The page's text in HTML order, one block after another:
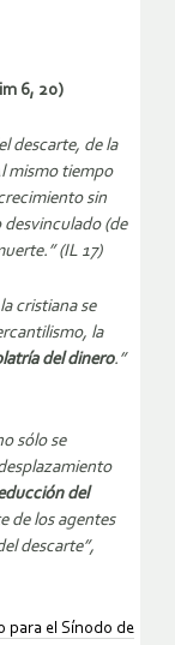
6, 20)
descarte, de la
mismo tiempo
sin
(de
(IL 17)
cristiana se
la
del dinero.”
sólo se
del
de los agentes
descarte”,
para el Sínodo de